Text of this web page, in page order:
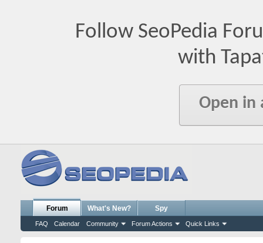
Follow SeoPedia
with
Open in
Forum
FAQ Calendar Community Forum Actions Quick Links
What's New? Spy